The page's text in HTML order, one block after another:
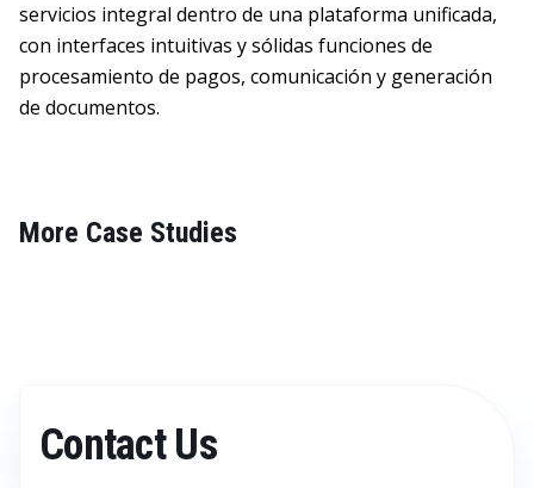
servicios integral dentro de una plataforma unificada,
con interfaces intuitivas y sólidas funciones de
procesamiento de pagos, comunicación y generación
de documentos.
More Case Studies
Contact Us